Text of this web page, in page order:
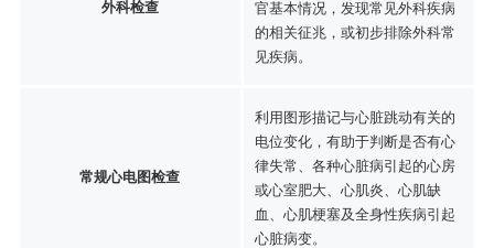
外科检查
官基本情况，发现常见外科疾病
的相关征兆，或初步排除外科常
见疾病。
常规心电图检查
利用图形描记与心脏跳动有关的
电位变化，有助于判断是否有心
律失常、各种心脏病引起的心房
或心室肥大、心肌炎、心肌缺
血、心肌梗塞及全身性疾病引起
心脏病变。